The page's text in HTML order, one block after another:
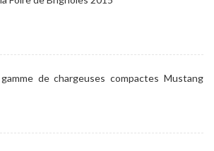
de chargeuses compactes Mustang